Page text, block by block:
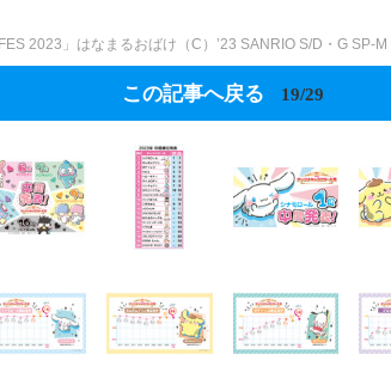
FES 2023」はなまるおばけ（C）’23 SANRIO S/D・G SP-
この記事へ戻る 19/29